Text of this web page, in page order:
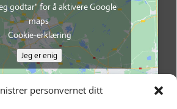
personvernet ditt
godtar" for å aktivere Google
maps
Cookie-erklæring
Jeg er enig